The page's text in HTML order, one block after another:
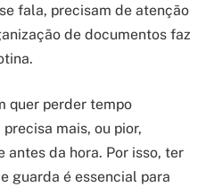
fala, precisam de atenção
de documentos faz
quer perder tempo
mais, ou pior,
da hora. Por isso, ter
guarda é essencial para